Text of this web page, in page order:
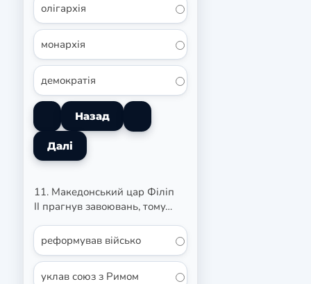
олігархія
монархія
демократія
11. Македонський цар Філіп
II прагнув завоювань, тому…
реформував військо
уклав союз з Римом